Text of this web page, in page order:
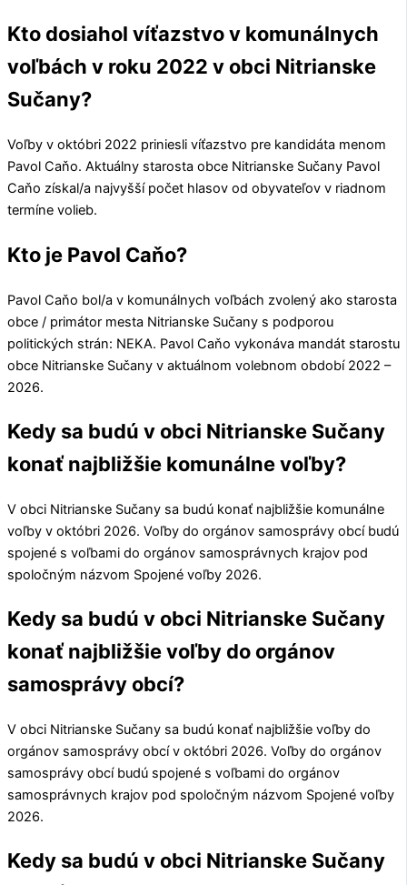
Kto dosiahol víťazstvo v komunálnych
voľbách v roku 2022 v obci Nitrianske
Sučany?
Voľby v októbri 2022 priniesli víťazstvo pre kandidáta menom
Pavol Caňo. Aktuálny starosta obce Nitrianske Sučany Pavol
Caňo získal/a najvyšší počet hlasov od obyvateľov v riadnom
termíne volieb.
Kto je Pavol Caňo?
Pavol Caňo bol/a v komunálnych voľbách zvolený ako starosta
obce / primátor mesta Nitrianske Sučany s podporou
politických strán: NEKA. Pavol Caňo vykonáva mandát starostu
obce Nitrianske Sučany v aktuálnom volebnom období 2022 –
2026.
Kedy sa budú v obci Nitrianske Sučany
konať najbližšie komunálne voľby?
V obci Nitrianske Sučany sa budú konať najbližšie komunálne
voľby v októbri 2026. Voľby do orgánov samosprávy obcí budú
spojené s voľbami do orgánov samosprávnych krajov pod
spoločným názvom Spojené voľby 2026.
Kedy sa budú v obci Nitrianske Sučany
konať najbližšie voľby do orgánov
samosprávy obcí?
V obci Nitrianske Sučany sa budú konať najbližšie voľby do
orgánov samosprávy obcí v októbri 2026. Voľby do orgánov
samosprávy obcí budú spojené s voľbami do orgánov
samosprávnych krajov pod spoločným názvom Spojené voľby
2026.
Kedy sa budú v obci Nitrianske Sučany